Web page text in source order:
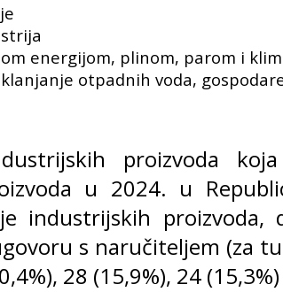
energijom, plinom, parom i
otpadnih voda,
proizvoda
u 2024. u
industrijskih
s naručiteljem (za
28 (15,9%), 24